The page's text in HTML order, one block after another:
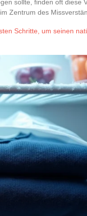
sollte, finden oft diese
Zentrum des
Schritte, um seinen